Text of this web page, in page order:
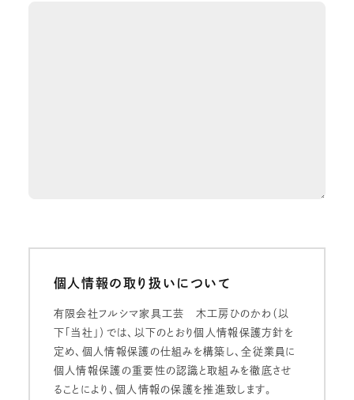
個人情報の取り扱いについて
有限会社フルシマ家具工芸 木工房ひのかわ（以
下「当社」）では、以下のとおり個人情報保護方針を
定め、個人情報保護の仕組みを構築し、全従業員に
個人情報保護の重要性の認識と取組みを徹底させ
ることにより、個人情報の保護を推進致します。